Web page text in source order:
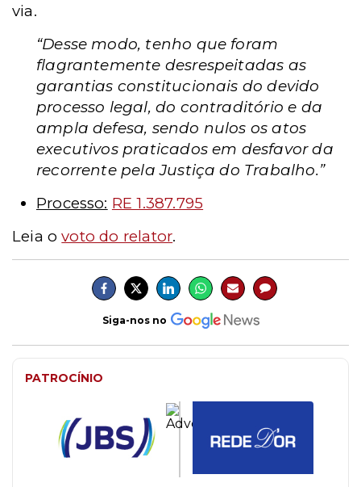
via.
“Desse modo, tenho que foram
flagrantemente desrespeitadas as
garantias constitucionais do devido
processo legal, do contraditório e da
ampla defesa, sendo nulos os atos
executivos praticados em desfavor da
recorrente pela Justiça do Trabalho.”
Processo: RE 1.387.795
Leia ovoto do relator.
Siga-nos no
PATROCÍNIO